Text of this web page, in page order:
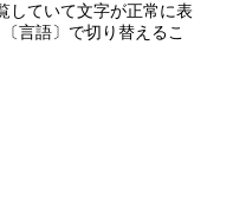
していて文字が正常に表
言語〕で切り替えるこ